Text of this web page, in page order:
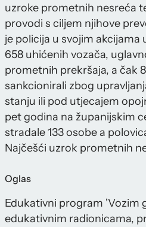
uzroke prometnih nesreća
provodi s ciljem njihove
je policija u svojim akcijama
658 uhićenih vozača,
prometnih prekršaja, a čak
sankcionirali zbog
stanju ili pod utjecajem
pet godina na županijskim
stradale 133 osobe a
Najčešći uzrok prometnih
Oglas
Edukativni program 'Vozim
edukativnim radionicama,